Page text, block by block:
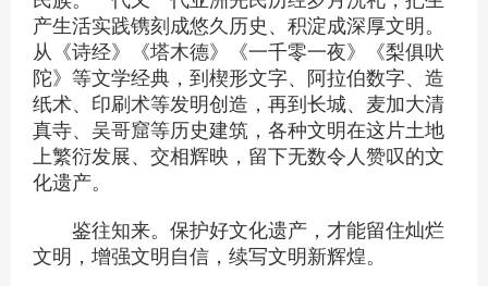
产生活实践镌刻成悠久历史、积淀成深厚文明。
从《诗经》《塔木德》《一千零一夜》《梨俱吠
陀》等文学经典，到楔形文字、阿拉伯数字、造
纸术、印刷术等发明创造，再到长城、麦加大清
真寺、吴哥窟等历史建筑，各种文明在这片土地
上繁衍发展、交相辉映，留下无数令人赞叹的文
化遗产。
鉴往知来。保护好文化遗产，才能留住灿烂
文明，增强文明自信，续写文明新辉煌。